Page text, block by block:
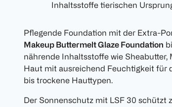
Inhaltsstoffe tierischen
Pflegende Foundation mit der Extra-
Makeup Buttermelt Glaze Foundation
nährende Inhaltsstoffe wie
Haut mit ausreichend Feuchtigkeit für
bis trockene Hauttypen.
Der Sonnenschutz mit LSF 30 schützt